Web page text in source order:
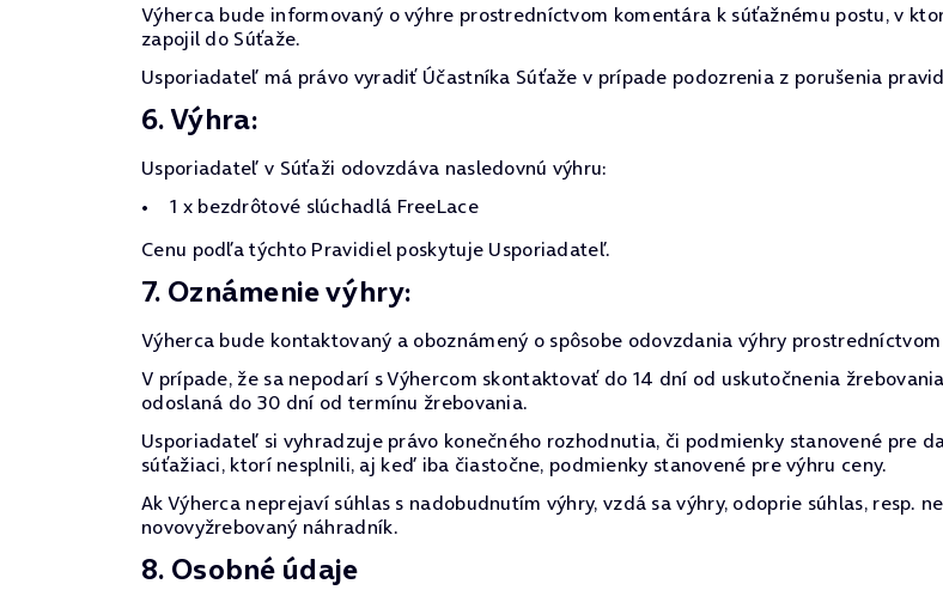
Výherca bude informovaný o výhre prostredníctvom komentára k súťažnému postu, v
zapojil do Súťaže.
Usporiadateľ má právo vyradiť Účastníka Súťaže v prípade podozrenia z porušenia
6. Výhra:
Usporiadateľ v Súťaži odovzdáva nasledovnú výhru:
1 x bezdrôtové slúchadlá FreeLace
Cenu podľa týchto Pravidiel poskytuje Usporiadateľ.
7. Oznámenie výhry:
Výherca bude kontaktovaný a oboznámený o spôsobe odovzdania výhry
V prípade, že sa nepodarí s Výhercom skontaktovať do 14 dní od uskutočnenia
odoslaná do 30 dní od termínu žrebovania.
Usporiadateľ si vyhradzuje právo konečného rozhodnutia, či podmienky stanovené pre
súťažiaci, ktorí nesplnili, aj keď iba čiastočne, podmienky stanovené pre výhru ceny.
Ak Výherca neprejaví súhlas s nadobudnutím výhry, vzdá sa výhry, odoprie súhlas, resp.
novovyžrebovaný náhradník.
8. Osobné údaje